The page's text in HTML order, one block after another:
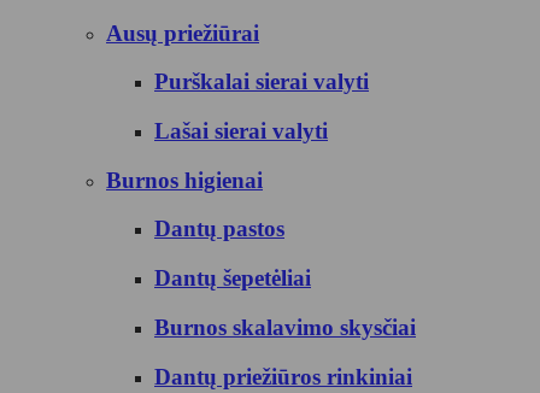
Ausų priežiūrai
Purškalai sierai valyti
Lašai sierai valyti
Burnos higienai
Dantų pastos
Dantų šepetėliai
Burnos skalavimo skysčiai
Dantų priežiūros rinkiniai